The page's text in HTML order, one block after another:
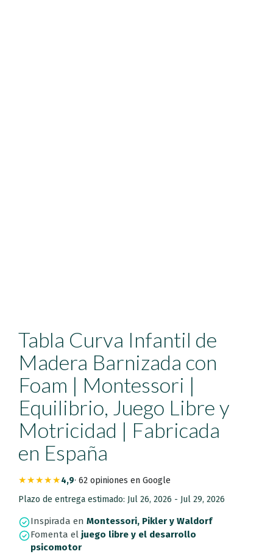
Tabla Curva Infantil de
Madera Barnizada con
Foam | Montessori |
Equilibrio, Juego Libre y
Motricidad | Fabricada
en España
★★★★★4,9· 62 opiniones en Google
Plazo de entrega estimado: Jul 26, 2026 - Jul 29, 2026
Inspirada enMontessori, Pikler y Waldorf
Fomenta el juego libre y el desarrollo
psicomotor